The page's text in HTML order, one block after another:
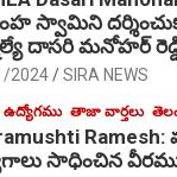
స్వామిని
దాసరి మనోహర్
2024 SIRA NEWS
ఉద్యోగము తాజా వార్తలు
Ramesh:
సాధించిన